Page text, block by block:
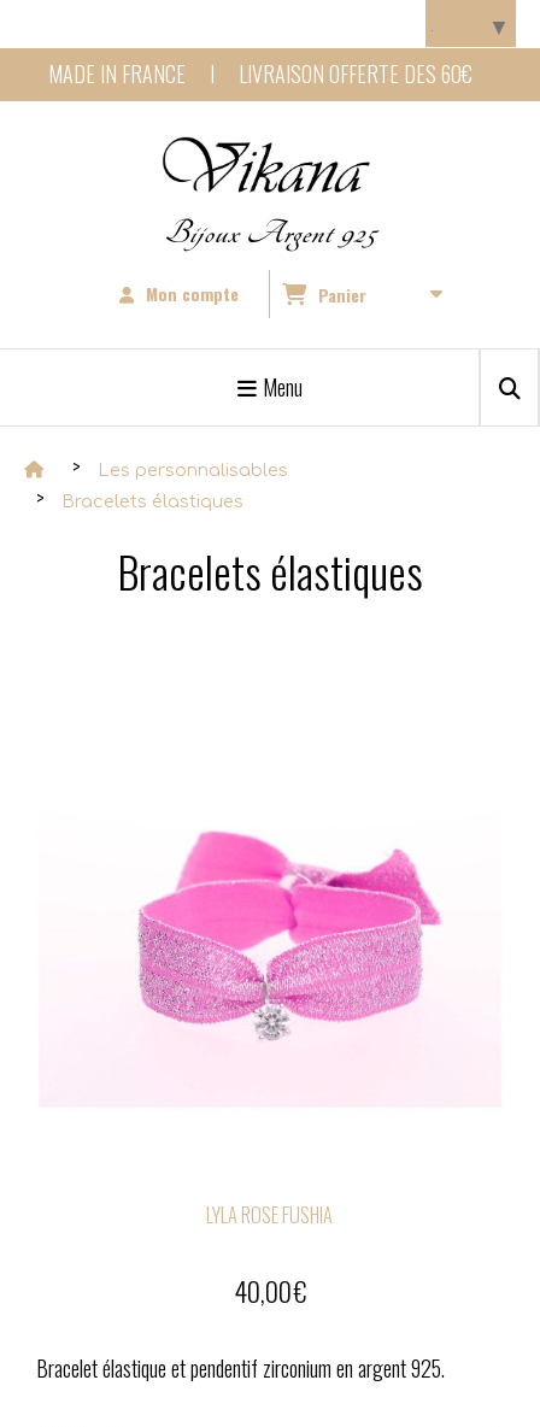
MADE IN FRANCE I LIVRAISON OFFERTE DES 60€
Bijoux Argent 925
Mon compte Panier
Menu
Les personnalisables
Bracelets élastiques
Bracelets élastiques
LYLA ROSE FUSHIA
40,00€
Bracelet élastique et pendentif zirconium en argent 925.
▼